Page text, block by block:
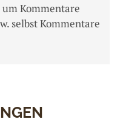
um Kommentare
selbst Kommentare